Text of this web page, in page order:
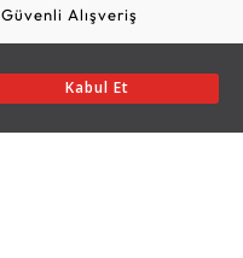
Kabul Et
Güvenli Alışveriş